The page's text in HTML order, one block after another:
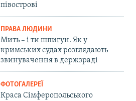
півострові
ПРАВА ЛЮДИНИ
Мить – і ти шпигун. Як у
кримських судах розглядають
звинувачення в держзраді
ФОТОГАЛЕРЕЇ
Краса Сімферопольського